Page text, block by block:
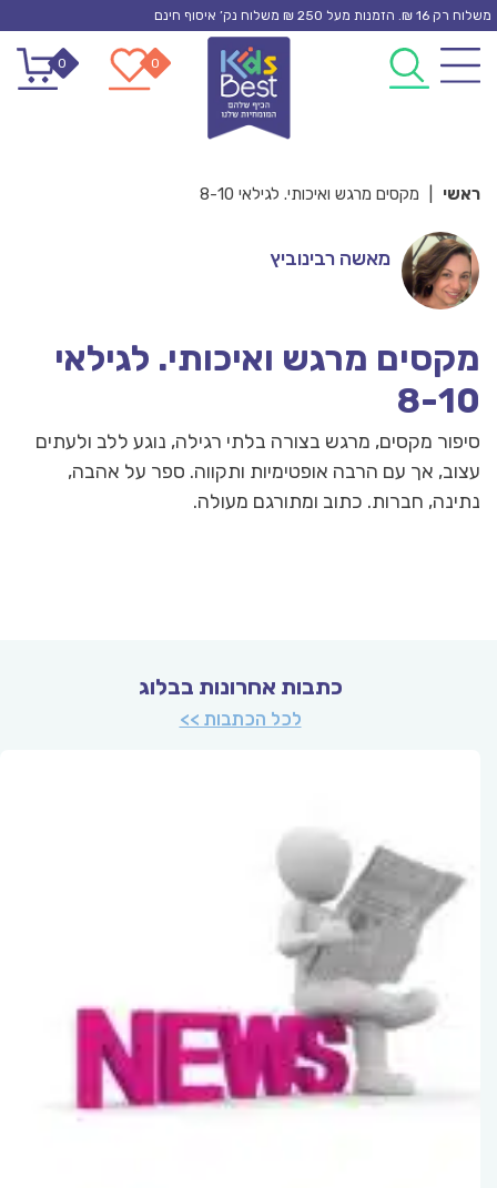
Skip
content
משלוח רק 16 ₪. הזמנות מעל 250 ₪ משלוח נק’ איסוף חינם
0
0
ראשי מקסים מרגש ואיכותי. לגילאי 8-10
מאשה רבינוביץ
מקסים מרגש ואיכותי. לגילאי
8-10
סיפור מקסים, מרגש בצורה בלתי רגילה, נוגע ללב ולעתים
עצוב, אך עם הרבה אופטימיות ותקווה. ספר על אהבה,
נתינה, חברות. כתוב ומתורגם מעולה.
כתבות אחרונות בבלוג
לכל הכתבות >>